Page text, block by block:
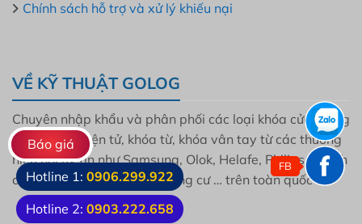
Chính sách hỗ trợ và xử lý khiếu nại
VỀ KỸ THUẬT GOLOG
Chuyên nhập khẩu và phân phối các loại khóa cửa thông
minh, khóa điện tử, khóa từ, khóa vân tay từ các thương
hiệu nổi uy tín như Samsung, Olok, Helafe, Philips, Bosch
cho mọi gia đình, dự án, chung cư … trên toàn quốc
Báo giá
Hotline 1: 0906.299.922
Hotline 2: 0903.222.658
FB